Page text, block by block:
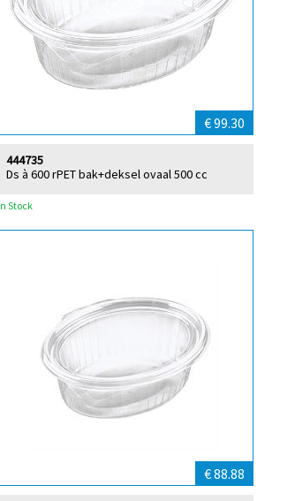
€ 99.30
Ds à 600 rPET bak+deksel ovaal 500 cc
444735
Stock
€ 88.88